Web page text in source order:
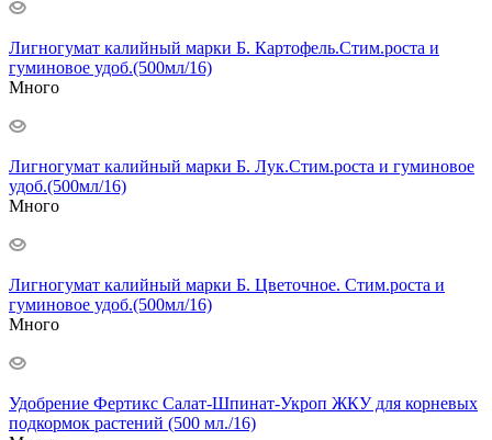
Лигногумат калийный марки Б. Картофель.Стим.роста и
гуминовое удоб.(500мл/16)
Много
Лигногумат калийный марки Б. Лук.Стим.роста и гуминовое
удоб.(500мл/16)
Много
Лигногумат калийный марки Б. Цветочное. Стим.роста и
гуминовое удоб.(500мл/16)
Много
Удобрение Фертикс Салат-Шпинат-Укроп ЖКУ для корневых
подкормок растений (500 мл./16)